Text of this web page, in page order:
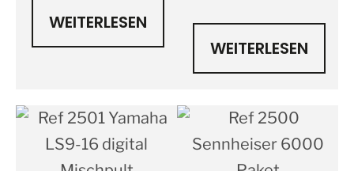
WEITERLESEN
WEITERLESEN